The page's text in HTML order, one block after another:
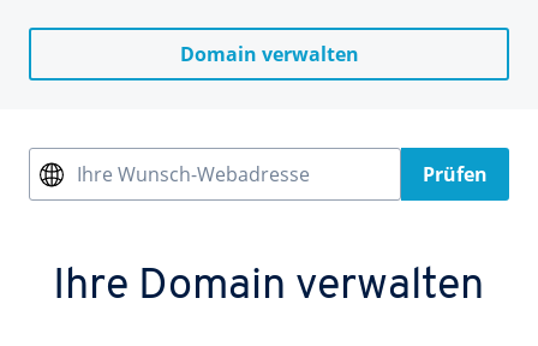
Domain verwalten
Ihre Wunsch-Webadresse Prüfen
Ihre Domain verwalten